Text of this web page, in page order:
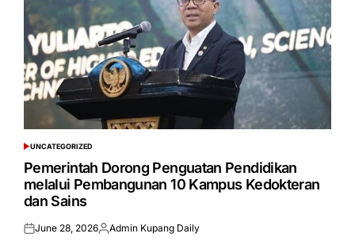
POSTED
IN
UNCATEGORIZED
Pemerintah Dorong Penguatan Pendidikan
melalui Pembangunan 10 Kampus Kedokteran
dan Sains
Posted
June 28, 2026Posted
Admin Kupang Daily